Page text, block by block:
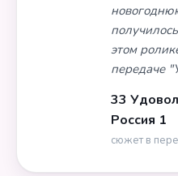
этом
передаче
33
Россия 1
сюжет в